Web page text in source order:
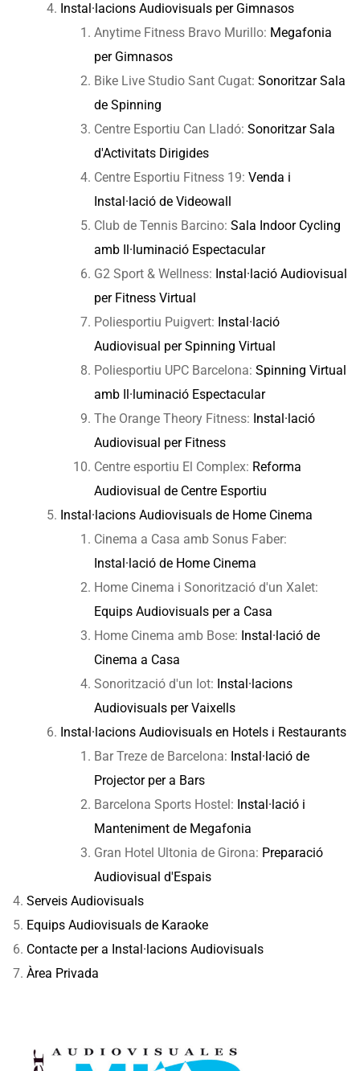
Instal·lacions Audiovisuals per Gimnasos
Anytime Fitness Bravo Murillo: Megafonia
per Gimnasos
Bike Live Studio Sant Cugat: Sonoritzar Sala
de Spinning
Centre Esportiu Can Lladó: Sonoritzar Sala
d'Activitats Dirigides
Centre Esportiu Fitness 19: Venda i
Instal·lació de Videowall
Club de Tennis Barcino: Sala Indoor Cycling
amb Il·luminació Espectacular
G2 Sport & Wellness: Instal·lació Audiovisual
per Fitness Virtual
Poliesportiu Puigvert: Instal·lació
Audiovisual per Spinning Virtual
Poliesportiu UPC Barcelona: Spinning Virtual
amb Il·luminació Espectacular
The Orange Theory Fitness: Instal·lació
Audiovisual per Fitness
Centre esportiu El Complex: Reforma
Audiovisual de Centre Esportiu
Instal·lacions Audiovisuals de Home Cinema
Cinema a Casa amb Sonus Faber:
Instal·lació de Home Cinema
Home Cinema i Sonorització d'un Xalet:
Equips Audiovisuals per a Casa
Home Cinema amb Bose: Instal·lació de
Cinema a Casa
Sonorització d'un Iot: Instal·lacions
Audiovisuals per Vaixells
Instal·lacions Audiovisuals en Hotels i Restaurants
Bar Treze de Barcelona: Instal·lació de
Projector per a Bars
Barcelona Sports Hostel: Instal·lació i
Manteniment de Megafonia
Gran Hotel Ultonia de Girona: Preparació
Audiovisual d'Espais
Serveis Audiovisuals
Equips Audiovisuals de Karaoke
Contacte per a Instal·lacions Audiovisuals
Àrea Privada